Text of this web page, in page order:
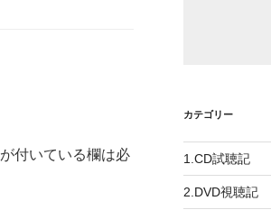
が付いている欄は必
カテゴリー
1.CD試聴記
2.DVD視聴記